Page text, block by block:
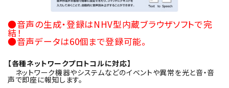
●音声の生成・登録はNHV型内蔵ブラウザソフトで完
結！
●音声データは60個まで登録可能。
【各種ネットワークプロトコルに対応】
ネットワーク機器やシステムなどのイベントや異常を光と音・音
声で即座に報知します。